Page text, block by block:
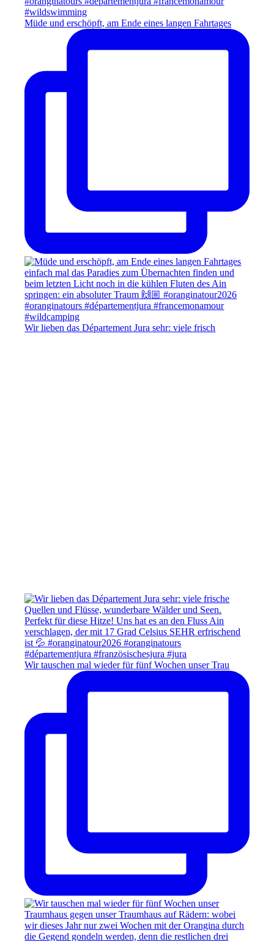
Müde und erschöpft, am Ende eines langen Fahrtages
Wir lieben das Département Jura sehr: viele frisch
Wir tauschen mal wieder für fünf Wochen unser Trau